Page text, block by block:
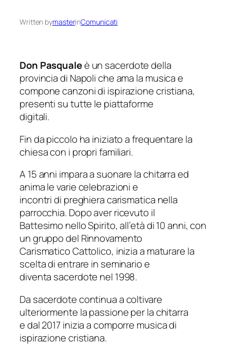
Written bymasterinComunicati
Don Pasqualeè un sacerdote della
provincia di Napoli che ama la musica e
compone canzoni di ispirazione cristiana,
presenti su tutte le piattaforme
digitali.
Fin da piccolo ha iniziato a frequentare la
chiesa con i propri familiari.
A 15 anni impara a suonare la chitarra ed
anima le varie celebrazioni e
incontri di preghiera carismatica nella
parrocchia. Dopo aver ricevuto il
Battesimo nello Spirito, all’età di 10 anni, con
un gruppo del Rinnovamento
Carismatico Cattolico, inizia a maturare la
scelta di entrare in seminario e
diventa sacerdote nel 1998.
Da sacerdote continua a coltivare
ulteriormente la passione per la chitarra
e dal 2017 inizia a comporre musica di
ispirazione cristiana.